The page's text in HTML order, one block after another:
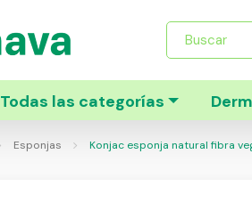
Búsqueda
productos
Todas las categorías
Esponjas Konjac esponja natural fibra